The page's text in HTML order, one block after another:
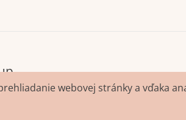
webovej stránky a vďaka